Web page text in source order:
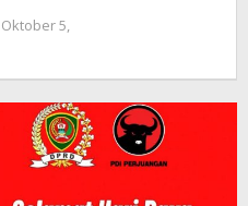
Oktober 5,